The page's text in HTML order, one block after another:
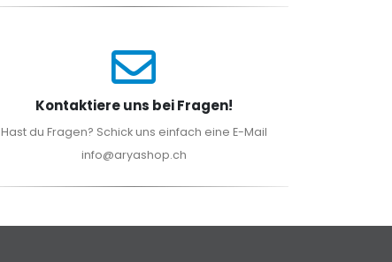
Kontaktiere uns bei Fragen!
Hast du Fragen? Schick uns einfach eine E-Mail
info@aryashop.ch